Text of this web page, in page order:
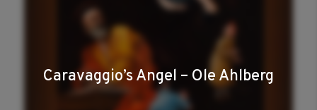
Caravaggio’s Angel – Ole Ahlberg